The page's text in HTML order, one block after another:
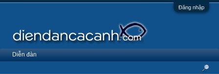
Đăng nhập
Diễn đàn